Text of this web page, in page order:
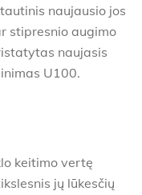
naujausio jos
stipresnio augimo
naujasis
U100.
keitimo vertę
jų lūkesčių